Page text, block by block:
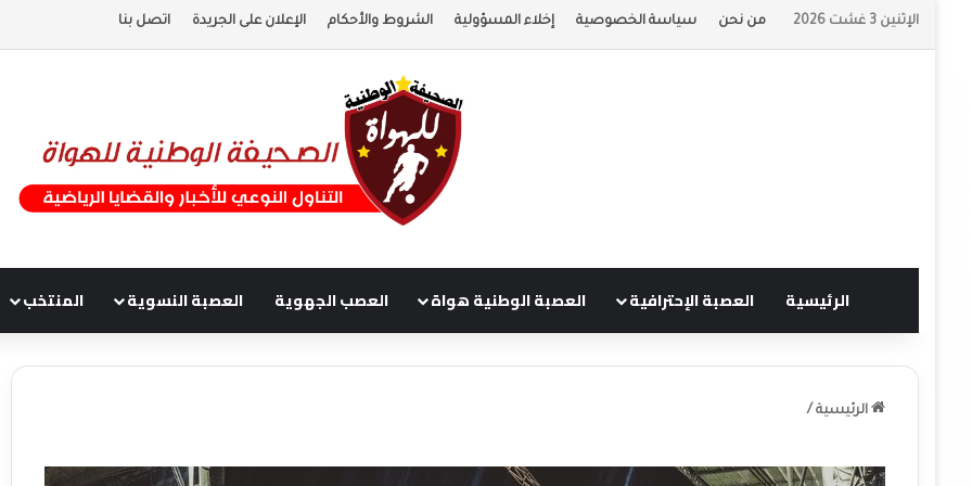
الإثنين 3 غشت 2026 من نحن سياسة الخصوصية إخلاء المسؤولية الشروط والأحكام الإعلان على الجريدة اتصل بنا
الرئيسية العصبة الإحترافية العصبة الوطنية هواة العصب الجهوية العصبة النسوية المنتخب
الرئيسية /